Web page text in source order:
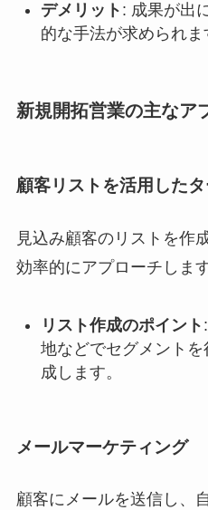
デメリット : 成果が出
的な手法が求められま
新規開拓営業の主なア
顧客リストを活用した
見込み顧客のリストを作
効率的にアプローチします
リスト作成のポイント
地などでセグメント
成します。
メールマーケティング
顧客にメールを送信し、